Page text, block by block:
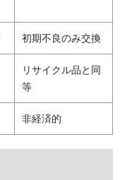
初期不良のみ交換
リサイクル品と同
等
非経済的